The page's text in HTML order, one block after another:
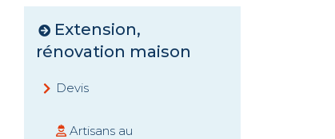
Extension,
rénovation maison
Devis
Artisans au